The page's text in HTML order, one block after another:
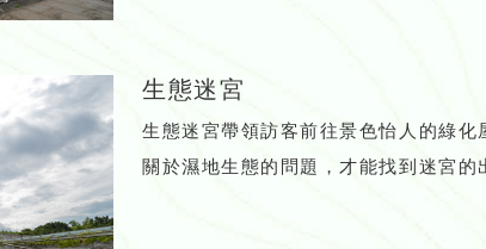
生態迷宮
生態迷宮帶領訪客前往景色怡人的綠化
關於濕地生態的問題，才能找到迷宮的